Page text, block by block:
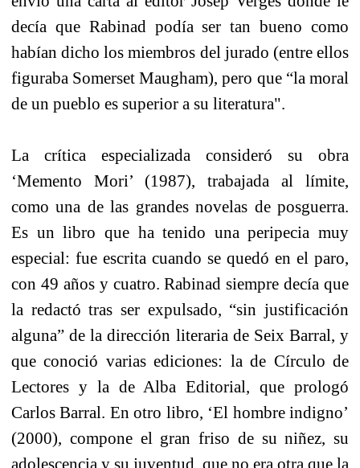
decía que Rabinad podía ser tan bueno como
habían dicho los miembros del jurado (entre ellos
figuraba Somerset Maugham), pero que “la moral
de un pueblo es superior a su literatura".
La crítica especializada consideró su obra
‘Memento Mori’ (1987), trabajada al límite,
como una de las grandes novelas de posguerra.
Es un libro que ha tenido una peripecia muy
especial: fue escrita cuando se quedó en el paro,
con 49 años y cuatro. Rabinad siempre decía que
la redactó tras ser expulsado, “sin justificación
alguna” de la dirección literaria de Seix Barral, y
que conoció varias ediciones: la de Círculo de
Lectores y la de Alba Editorial, que prologó
Carlos Barral. En otro libro, ‘El hombre indigno’
(2000), compone el gran friso de su niñez, su
adolescencia y su juventud, que no era otra que la